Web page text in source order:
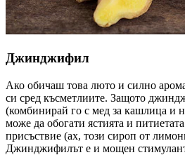
Джинджифил
Ако обичаш това люто и силно
си сред късметлиите. Защото
(комбинирай го с мед за кашлица и
може да обогати ястията и
присъствие (ах, този сироп от
Джинджифилът е и мощен